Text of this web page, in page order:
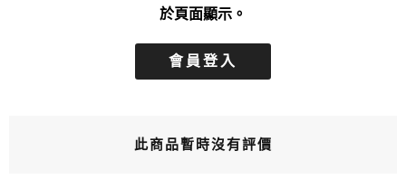
於頁面顯示。
會員登入
此商品暫時沒有評價